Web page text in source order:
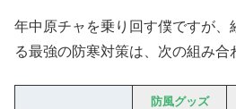
年中原チャを乗り回す僕ですが、
る最強の防寒対策は、次の組み合
防風グッズ